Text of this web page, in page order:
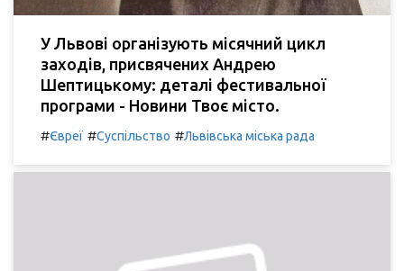
У Львові організують місячний цикл
заходів, присвячених Андрею
Шептицькому: деталі фестивальної
програми - Новини Твоє місто.
#Євреї #Суспільство #Львівська міська рада